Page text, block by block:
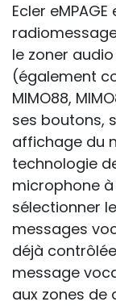
Ecler
le zoner audio
(également
MIMO88,
ses boutons,
affichage du
technologie
microphone
sélectionner
messages
déjà
message
aux zones de